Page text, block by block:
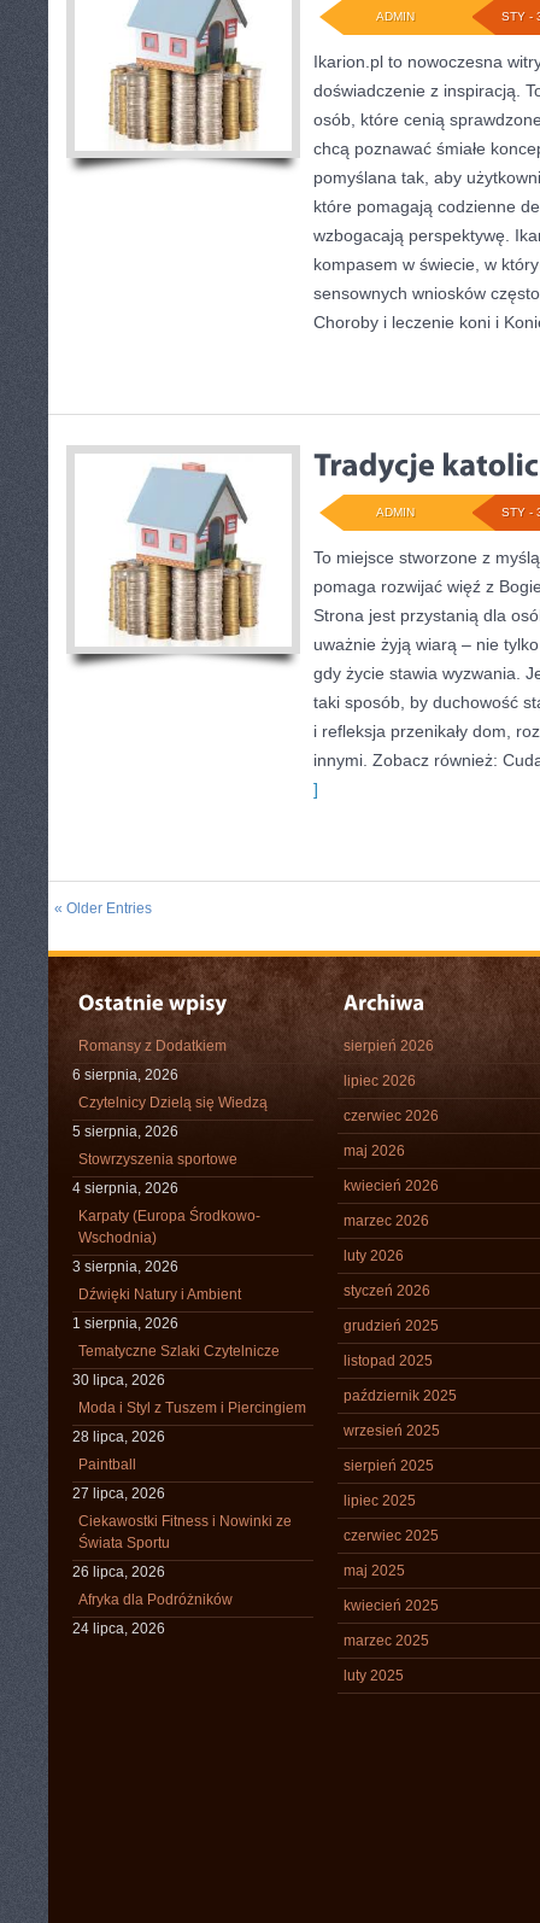
STY -
ADMIN
Ikarion.pl to nowoczesna
doświadczenie z inspiracją.
osób, które cenią
chcą poznawać śmiałe
pomyślana tak, aby
które pomagają codzienne
wzbogacają perspektywę.
kompasem w świecie, w
sensownych wniosków
Choroby i leczenie koni i
STY -
ADMIN
To miejsce stworzone z
pomaga rozwijać więź z
Strona jest przystanią dla
uważnie żyją wiarą – nie
gdy życie stawia wyzwania.
taki sposób, by duchowość
i refleksja przenikały dom,
innymi. Zobacz również:
]
« Older Entries
Romansy z Dodatkiem
6 sierpnia, 2026
Czytelnicy Dzielą się Wiedzą
5 sierpnia, 2026
Stowrzyszenia sportowe
4 sierpnia, 2026
Karpaty (Europa Środkowo-
Wschodnia)
3 sierpnia, 2026
Dźwięki Natury i Ambient
1 sierpnia, 2026
Tematyczne Szlaki Czytelnicze
30 lipca, 2026
Moda i Styl z Tuszem i Piercingiem
28 lipca, 2026
Paintball
27 lipca, 2026
Ciekawostki Fitness i Nowinki ze
Świata Sportu
26 lipca, 2026
Afryka dla Podróżników
24 lipca, 2026
sierpień 2026
lipiec 2026
czerwiec 2026
maj 2026
kwiecień 2026
marzec 2026
luty 2026
styczeń 2026
grudzień 2025
listopad 2025
październik 2025
wrzesień 2025
sierpień 2025
lipiec 2025
czerwiec 2025
maj 2025
kwiecień 2025
marzec 2025
luty 2025